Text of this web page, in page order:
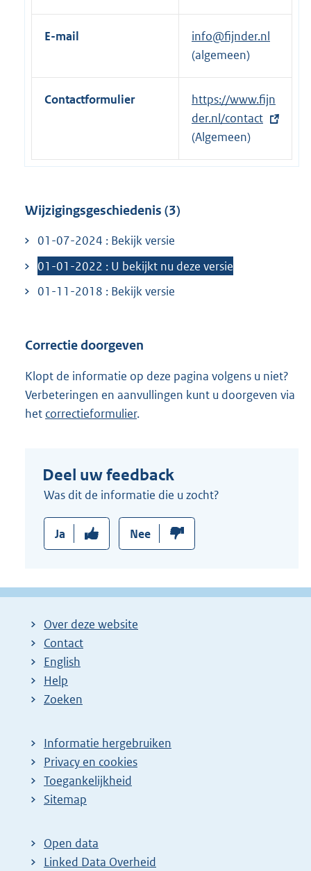
e
r
n
i
n
k
:
E-mail
info@fijnder.nl
(algemeen)
Contactformulier
E
x
t
e
n
https://www.fijn
der.nl/contact
(Algemeen)
Wijzigingsgeschiedenis (3)
01-07-2024 : Bekijk versie
01-01-2022 : U bekijkt nu deze versie
01-11-2018 : Bekijk versie
Correctie doorgeven
Klopt de informatie op deze pagina volgens u niet?
Verbeteringen en aanvullingen kunt u doorgeven via
het correctieformulier.
Deel uw feedback
Was dit de informatie die u zocht?
Ja Nee
Over deze website
Contact
English
Help
Zoeken
Informatie hergebruiken
Privacy en cookies
Toegankelijkheid
Sitemap
Open data
Linked Data Overheid